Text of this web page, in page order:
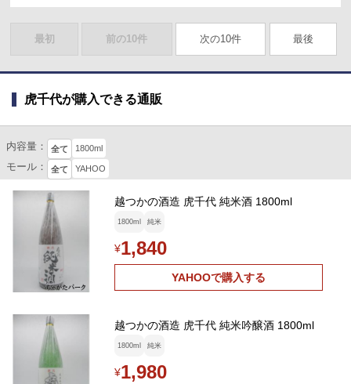
最初 前の10件 次の10件 最後
虎千代が購入できる通販
内容量： 全て 1800ml
モール： 全て YAHOO
越つかの酒造 虎千代 純米酒 1800ml
1800ml 純米
¥1,840
YAHOOで購入する
越つかの酒造 虎千代 純米吟醸酒 1800ml
1800ml 純米
¥1,980